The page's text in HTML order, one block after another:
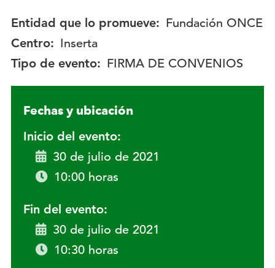
Entidad que lo promueve: Fundación ONCE
Centro: Inserta
Tipo de evento: FIRMA DE CONVENIOS
Fechas y ubicación
Inicio del evento:
30 de julio de 2021
10:00 horas
Fin del evento:
30 de julio de 2021
10:30 horas